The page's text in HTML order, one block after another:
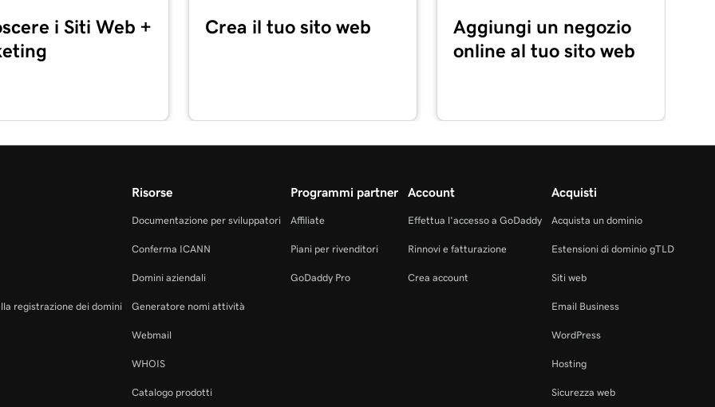
Duo
2m 3s
1m 24s
1m 12s
i Siti Web +
Crea il tuo sito web
Aggiungi un negozio
online al tuo sito web
registrazione dei domini
Risorse
Documentazione per sviluppatori
Conferma ICANN
Domini aziendali
Generatore nomi attività
Webmail
WHOIS
Catalogo prodotti
Programmi partner
Affiliate
Piani per rivenditori
GoDaddy Pro
Account
Effettua l'accesso a GoDaddy
Rinnovi e fatturazione
Crea account
Acquisti
Acquista un dominio
Estensioni di dominio gTLD
Siti web
Email Business
WordPress
Hosting
Sicurezza web